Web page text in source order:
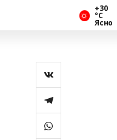
+30
°С
Ясно